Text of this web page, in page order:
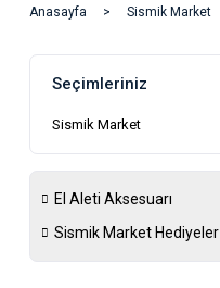
Anasayfa Sismik Market
Seçimleriniz
Sismik Market
El Aleti Aksesuarı
Sismik Market Hediyeler